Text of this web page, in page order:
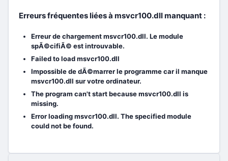
Erreurs fréquentes liées à msvcr100.dll manquant :
Erreur de chargement msvcr100.dll. Le module
spÃ©cifiÃ© est introuvable.
Failed to load msvcr100.dll
Impossible de dÃ©marrer le programme car il manque
msvcr100.dll sur votre ordinateur.
The program can't start because msvcr100.dll is
missing.
Error loading msvcr100.dll. The specified module
could not be found.